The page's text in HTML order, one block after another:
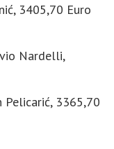
3405,70 Euro
Nardelli,
Pelicarić, 3365,70